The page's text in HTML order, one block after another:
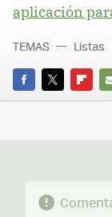
aplicación
FACEBOOK
TWITTER
TEMAS Listas